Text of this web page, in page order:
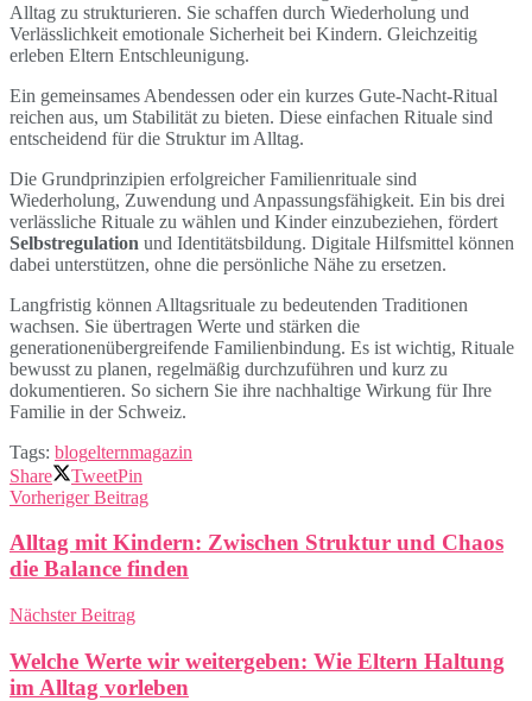
Alltag zu strukturieren. Sie schaffen durch Wiederholung und
Verlässlichkeit emotionale Sicherheit bei Kindern. Gleichzeitig
erleben Eltern Entschleunigung.
Ein gemeinsames Abendessen oder ein kurzes Gute-Nacht-Ritual
reichen aus, um Stabilität zu bieten. Diese einfachen Rituale sind
entscheidend für die Struktur im Alltag.
Die Grundprinzipien erfolgreicher Familienrituale sind
Wiederholung, Zuwendung und Anpassungsfähigkeit. Ein bis drei
verlässliche Rituale zu wählen und Kinder einzubeziehen, fördert
Selbstregulation und Identitätsbildung. Digitale Hilfsmittel können
dabei unterstützen, ohne die persönliche Nähe zu ersetzen.
Langfristig können Alltagsrituale zu bedeutenden Traditionen
wachsen. Sie übertragen Werte und stärken die
generationenübergreifende Familienbindung. Es ist wichtig, Rituale
bewusst zu planen, regelmäßig durchzuführen und kurz zu
dokumentieren. So sichern Sie ihre nachhaltige Wirkung für Ihre
Familie in der Schweiz.
Tags: blogelternmagazin
Share
TweetPin
Vorheriger Beitrag
Alltag mit Kindern: Zwischen Struktur und Chaos
die Balance finden
Nächster Beitrag
Welche Werte wir weitergeben: Wie Eltern Haltung
im Alltag vorleben